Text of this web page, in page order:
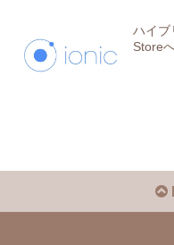
ハイブ
Store